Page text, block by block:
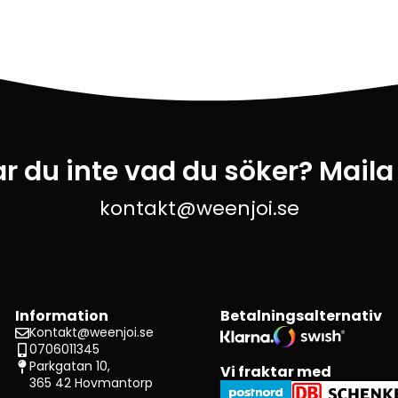
du inte vad du söker?
kontakt@weenjoi.se
Information
Kontakt@weenjoi.se
0706011345
Parkgatan 10,
365 42 Hovmantorp
Betalningsalternativ
Vi fraktar med